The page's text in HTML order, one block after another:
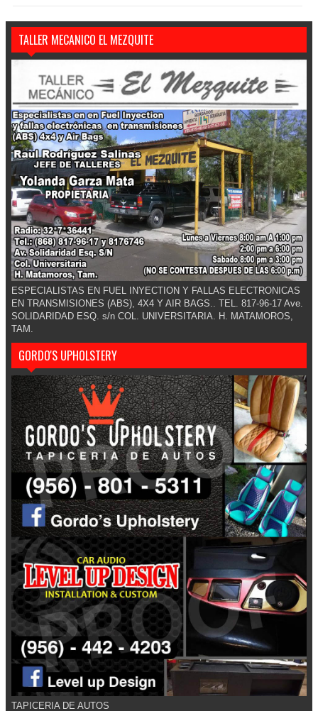
TALLER MECANICO EL MEZQUITE
ESPECIALISTAS EN FUEL INYECTION Y FALLAS ELECTRONICAS
EN TRANSMISIONES (ABS), 4X4 Y AIR BAGS.. TEL. 817-96-17 Ave.
SOLIDARIDAD ESQ. s/n COL. UNIVERSITARIA. H. MATAMOROS,
TAM.
GORDO'S UPHOLSTERY
TAPICERIA DE AUTOS